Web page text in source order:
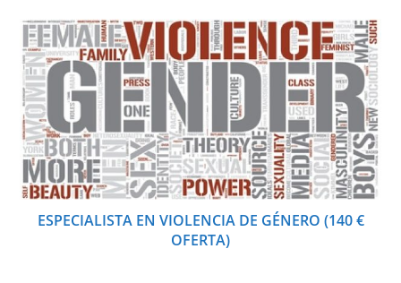
ESPECIALISTA EN VIOLENCIA DE GÉNERO (140 €
OFERTA)